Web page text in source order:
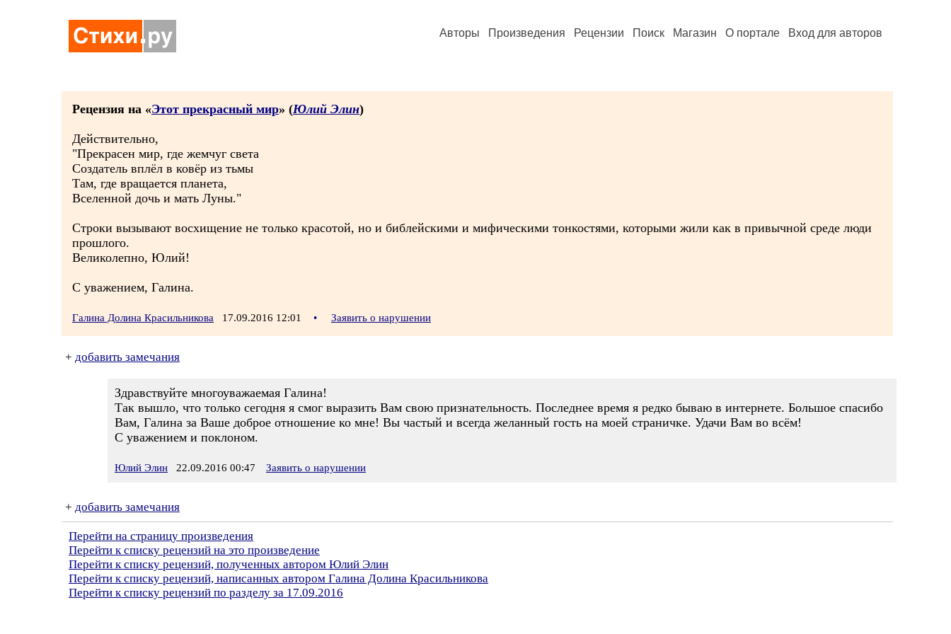
Авторы Произведения Рецензии Поиск Магазин О портале Вход для авторов
Рецензия на «Этот прекрасный мир» (Юлий Элин)
Действительно,
"Прекрасен мир, где жемчуг света
Создатель вплёл в ковёр из тьмы
Там, где вращается планета,
Вселенной дочь и мать Луны."
Строки вызывают восхищение не только красотой, но и библейскими и мифическими тонкостями, которыми жили как в привычной среде люди
прошлого.
Великолепно, Юлий!
С уважением, Галина.
Галина Долина Красильникова 17.09.2016 12:01 • Заявить о нарушении
+ добавить замечания
Здравствуйте многоуважаемая Галина!
Так вышло, что только сегодня я смог выразить Вам свою признательность. Последнее время я редко бываю в интернете. Большое спасибо
Вам, Галина за Ваше доброе отношение ко мне! Вы частый и всегда желанный гость на моей страничке. Удачи Вам во всём!
С уважением и поклоном.
Юлий Элин 22.09.2016 00:47 Заявить о нарушении
+ добавить замечания
Перейти на страницу произведения
Перейти к списку рецензий на это произведение
Перейти к списку рецензий, полученных автором Юлий Элин
Перейти к списку рецензий, написанных автором Галина Долина Красильникова
Перейти к списку рецензий по разделу за 17.09.2016